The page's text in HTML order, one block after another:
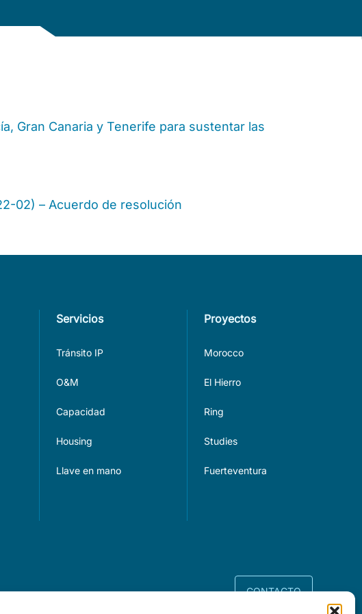
Gran Canaria y Tenerife para sustentar las
02) – Acuerdo de resolución
Servicios
Tránsito IP
O&M
Capacidad
Housing
Llave en mano
Proyectos
Morocco
El Hierro
Ring
Studies
Fuerteventura
CONTACTO